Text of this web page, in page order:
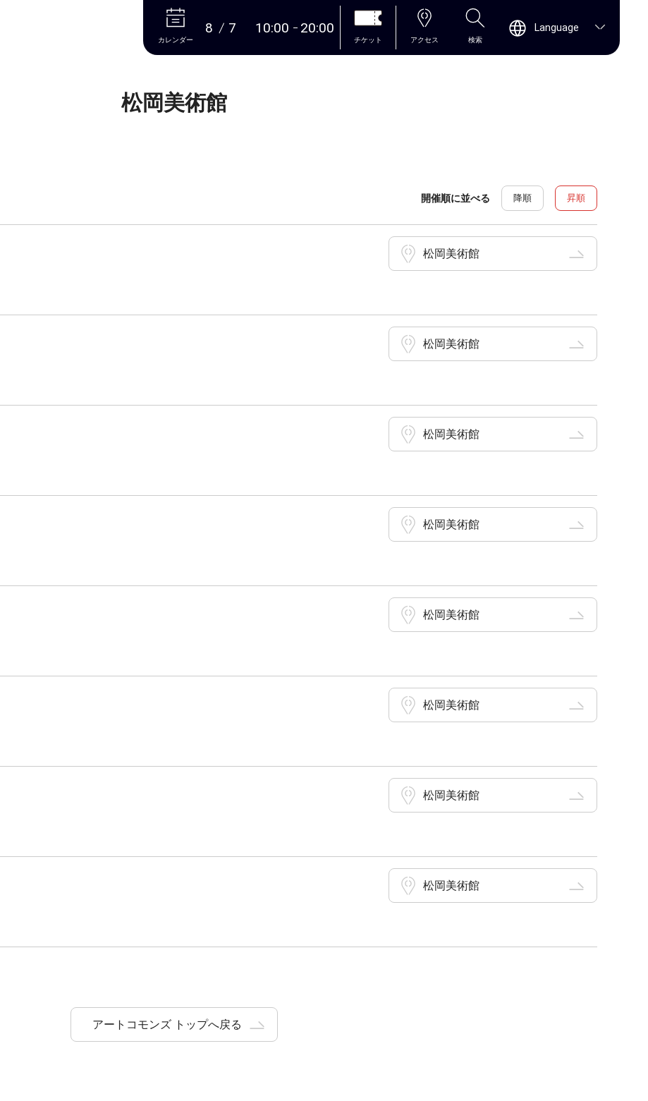
本文へ
カレンダー
8 7 10:00 20:00
チケット アクセス 検索
Language
松岡美術館
開催順に並べる 降順 昇順
松岡美術館
松岡美術館
松岡美術館
松岡美術館
松岡美術館
松岡美術館
松岡美術館
松岡美術館
アートコモンズ トップへ戻る